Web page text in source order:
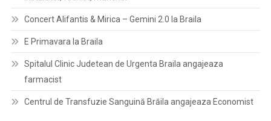
Concert Alifantis & Mirica – Gemini 2.0 la Braila
E Primavara la Braila
Spitalul Clinic Judetean de Urgenta Braila angajeaza
farmacist
Centrul de Transfuzie Sanguină Brăila angajeaza Economist